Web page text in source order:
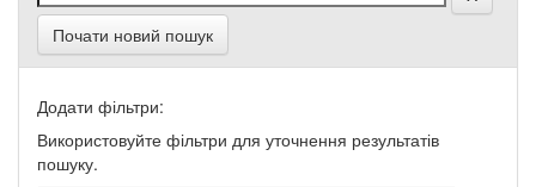
Почати новий пошук
Додати фільтри:
Використовуйте фільтри для уточнення результатів
пошуку.